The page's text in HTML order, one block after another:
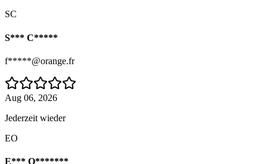
SC
S*** C*****
f*****@orange.fr
Aug 06, 2026
Jederzeit wieder
EO
E*** O*******